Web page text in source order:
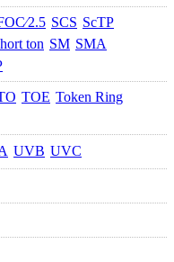
SCS ScTP
ton SM SMA
TOE Token Ring
UVB UVC